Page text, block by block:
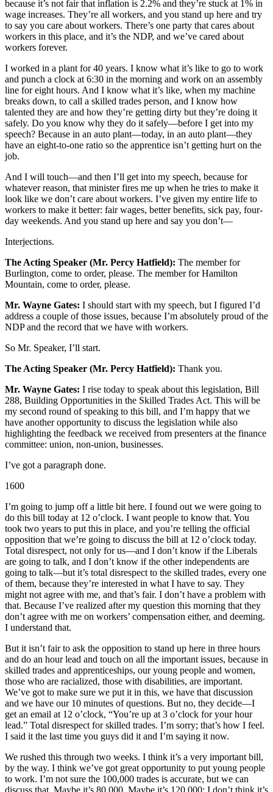
because it’s not fair that inflation is 2.2% and they’re stuck at 1% in
wage increases. They’re all workers, and you stand up here and try
to say you care about workers. There’s one party that cares about
workers in this place, and it’s the NDP, and we’ve cared about
workers forever.
I worked in a plant for 40 years. I know what it’s like to go to work
and punch a clock at 6:30 in the morning and work on an assembly
line for eight hours. And I know what it’s like, when my machine
breaks down, to call a skilled trades person, and I know how
talented they are and how they’re getting dirty but they’re doing it
safely. Do you know why they do it safely—before I get into my
speech? Because in an auto plant—today, in an auto plant—they
have an eight-to-one ratio so the apprentice isn’t getting hurt on the
job.
And I will touch—and then I’ll get into my speech, because for
whatever reason, that minister fires me up when he tries to make it
look like we don’t care about workers. I’ve given my entire life to
workers to make it better: fair wages, better benefits, sick pay, four-
day weekends. And you stand up here and say you don’t—
Interjections.
The Acting Speaker (Mr. Percy Hatfield): The member for
Burlington, come to order, please. The member for Hamilton
Mountain, come to order, please.
Mr. Wayne Gates: I should start with my speech, but I figured I’d
address a couple of those issues, because I’m absolutely proud of the
NDP and the record that we have with workers.
So Mr. Speaker, I’ll start.
The Acting Speaker (Mr. Percy Hatfield): Thank you.
Mr. Wayne Gates: I rise today to speak about this legislation, Bill
288, Building Opportunities in the Skilled Trades Act. This will be
my second round of speaking to this bill, and I’m happy that we
have another opportunity to discuss the legislation while also
highlighting the feedback we received from presenters at the finance
committee: union, non-union, businesses.
I’ve got a paragraph done.
1600
I’m going to jump off a little bit here. I found out we were going to
do this bill today at 12 o’clock. I want people to know that. You
took two years to put this in place, and you’re telling the official
opposition that we’re going to discuss the bill at 12 o’clock today.
Total disrespect, not only for us—and I don’t know if the Liberals
are going to talk, and I don’t know if the other independents are
going to talk—but it’s total disrespect to the skilled trades, every one
of them, because they’re interested in what I have to say. They
might not agree with me, and that’s fair. I don’t have a problem with
that. Because I’ve realized after my question this morning that they
don’t agree with me on workers’ compensation either, and deeming.
I understand that.
But it isn’t fair to ask the opposition to stand up here in three hours
and do an hour lead and touch on all the important issues, because in
skilled trades and apprenticeships, our young people and women,
those who are racialized, those with disabilities, are important.
We’ve got to make sure we put it in this, we have that discussion
and we have our 10 minutes of questions. But no, they decide—I
get an email at 12 o’clock, “You’re up at 3 o’clock for your hour
lead.” Total disrespect for skilled trades. I’m sorry; that’s how I feel.
I said it the last time you guys did it and I’m saying it now.
We rushed this through two weeks. I think it’s a very important bill,
by the way. I think we’ve got great opportunity to put young people
to work. I’m not sure the 100,000 trades is accurate, but we can
discuss that. Maybe it’s 80,000. Maybe it’s 120,000; I don’t think it’s